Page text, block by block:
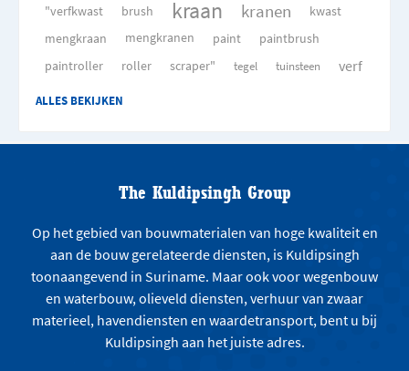
"verfkwast brush kraan kranen
kwast
mengkraan
mengkranen paint
paintbrush
paintroller
roller scraper" tegel tuinsteen verf
ALLES BEKIJKEN
The Kuldipsingh Group
Op het gebied van bouwmaterialen van hoge kwaliteit en
aan de bouw gerelateerde diensten, is Kuldipsingh
toonaangevend in Suriname. Maar ook voor wegenbouw
en waterbouw, olieveld diensten, verhuur van zwaar
materieel, havendiensten en waardetransport, bent u bij
Kuldipsingh aan het juiste adres.